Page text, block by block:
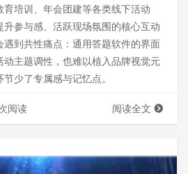
培训、年会团建等各类线下活动
参与感、活跃现场氛围的核心互动
到共性痛点：通用答题软件的界面
主题调性，也难以植入品牌视觉元
少了专属感与记忆点。
阅读 阅读全文